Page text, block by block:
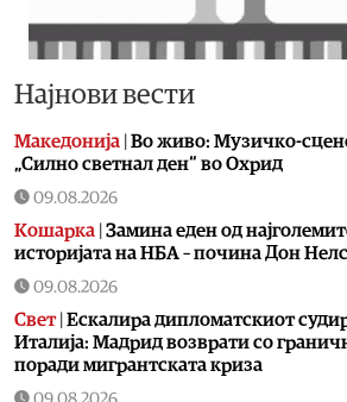
Најнови вести
Македонија Во живо: Музичко-
„Силно светнал ден“ во Охрид
09.08.2026
Кошарка Замина еден од
историјата на НБА – почина Дон
09.08.2026
Свет| Ескалира дипломатскиот
Италија: Мадрид возврати со
поради мигрантската криза